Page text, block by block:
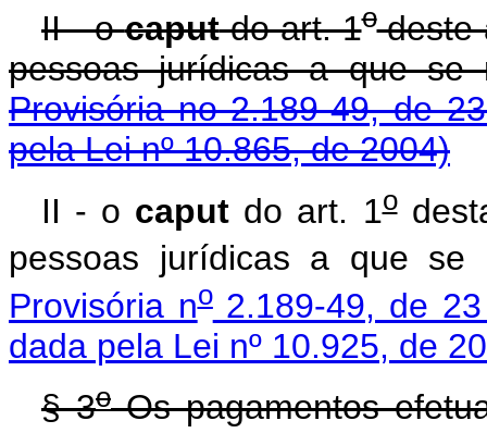
II - ocaputdo art. 1odeste
pessoas jurídicas a que
Provisória no 2.189-49, de
pela Lei nº 10.865, de 2004)
II - o caput do art. 1o
pessoas jurídicas a que
Provisória no2.189-49, de
dada pela Lei nº 10.925, de
§ 3oOs pagamentos